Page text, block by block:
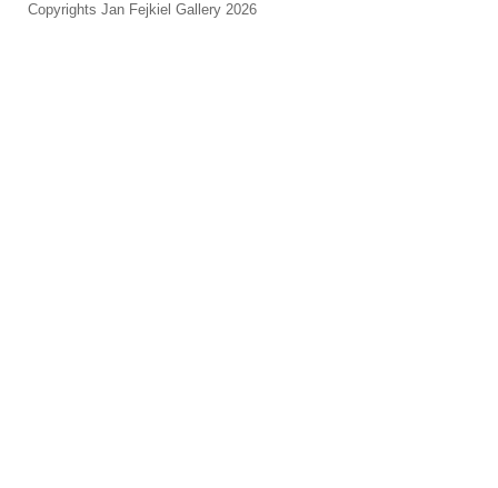
Copyrights Jan Fejkiel Gallery 2026